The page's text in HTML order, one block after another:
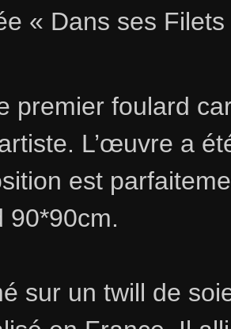
« Dans ses
premier foulard
L’œuvre a
est
90*90cm.
sur un twill de